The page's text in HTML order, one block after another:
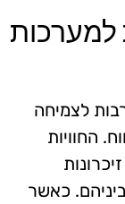
למערכות
לצמיחה
החוויות
כאשר